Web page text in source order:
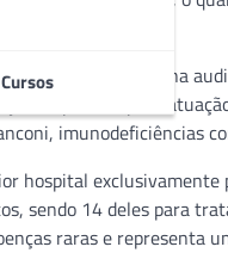
discutidos na
de pessoal para
imunodeficiências
hospital
sendo 14 deles para
raras e representa